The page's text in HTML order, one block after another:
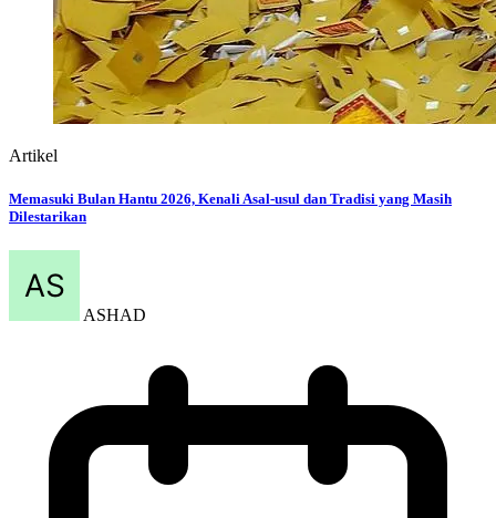
Artikel
Memasuki Bulan Hantu 2026, Kenali Asal-usul dan Tradisi yang Masih
Dilestarikan
ASHAD